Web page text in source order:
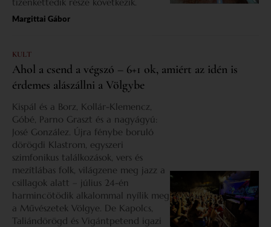
Margittai Gábor
KULT
Ahol a csend a végszó – 6+1 ok, amiért az idén is
érdemes alászállni a Völgybe
Kispál és a Borz, Kollár-Klemencz,
Góbé, Parno Graszt és a nagyágyú:
José González. Újra fénybe boruló
dörögdi Klastrom, egyszeri
szimfonikus találkozások, vers és
mezítlábas folk, világzene meg jazz a
csillagok alatt – július 24-én
harmincötödik alkalommal nyílik meg
a Művészetek Völgye. De Kapolcs,
Taliándörögd és Vigántpetend igazi